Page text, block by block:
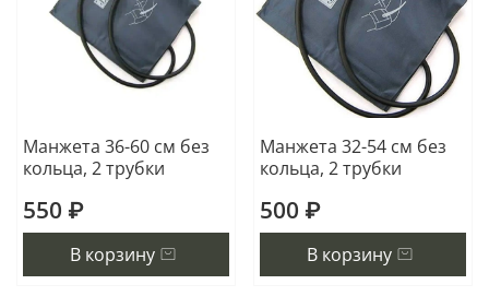
Манжета 36-60 см без
кольца, 2 трубки
550 ₽
В корзину
Манжета 32-54 см без
кольца, 2 трубки
500 ₽
В корзину